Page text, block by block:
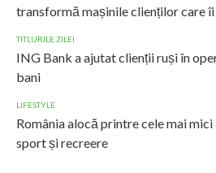
transformă mașinile clienților care
TITLURILE ZILEI
ING Bank a ajutat clienții ruși în
bani
LIFESTYLE
România alocă printre cele mai
sport și recreere